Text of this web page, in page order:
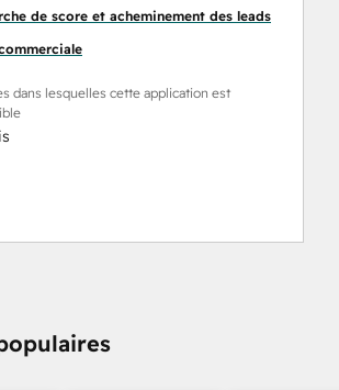
de score et acheminement des leads
dans lesquelles cette application est